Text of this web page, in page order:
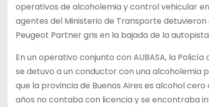
operativos de alcoholemia y control vehicular
agentes del Ministerio de Transporte
Peugeot Partner gris en la bajada de la
En un operativo conjunto con AUBASA, la
se detuvo a un conductor con una alcoholemia
que la provincia de Buenos Aires es alcohol
años no contaba con licencia y se encontraba